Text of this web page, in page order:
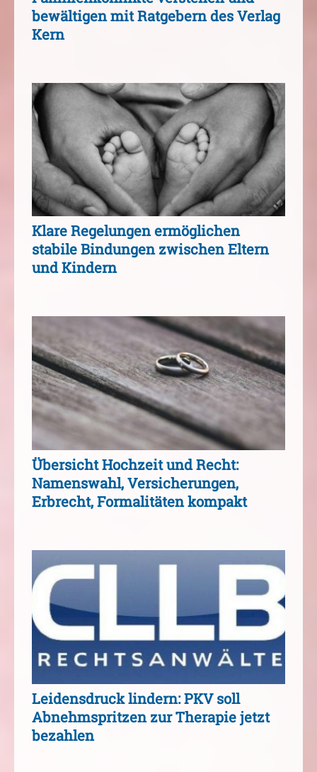
bewältigen mit Ratgebern des Verlag
Kern
Klare Regelungen ermöglichen
stabile Bindungen zwischen Eltern
und Kindern
Übersicht Hochzeit und Recht:
Namenswahl, Versicherungen,
Erbrecht, Formalitäten kompakt
Leidensdruck lindern: PKV soll
Abnehmspritzen zur Therapie jetzt
bezahlen